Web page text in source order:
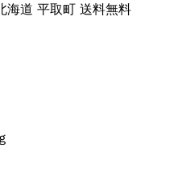
海道 平取町 送料無料